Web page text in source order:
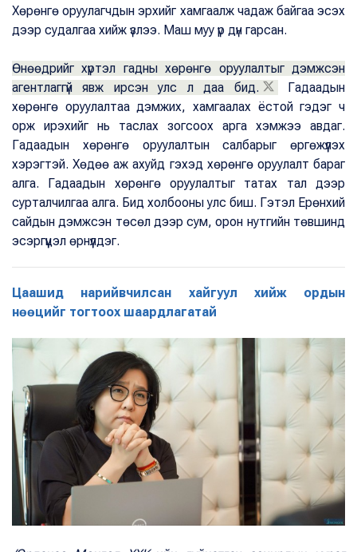
Хөрөнгө оруулагчдын эрхийг хамгаалж чадаж байгаа эсэх
дээр судалгаа хийж үзлээ. Маш муу үр дүн гарсан.
Өнөөдрийг хүртэл гадны хөрөнгө оруулалтыг дэмжсэн
агентлаггүй явж ирсэн улс л даа бид.
Гадаадын
хөрөнгө оруулалтаа дэмжих, хамгаалах ёстой гэдэг ч
орж ирэхийг нь таслах зогсоох арга хэмжээ авдаг.
Гадаадын хөрөнгө оруулалтын салбарыг өргөжүүлэх
хэрэгтэй. Хөдөө аж ахуйд гэхэд хөрөнгө оруулалт бараг
алга. Гадаадын хөрөнгө оруулалтыг татах тал дээр
сурталчилгаа алга. Бид холбооны улс биш. Гэтэл Ерөнхий
сайдын дэмжсэн төсөл дээр сум, орон нутгийн төвшинд
эсэргүүцэл өрнүүлдэг.
Цаашид нарийвчилсан хайгуул хийж ордын
нөөцийг тогтоох шаардлагатай